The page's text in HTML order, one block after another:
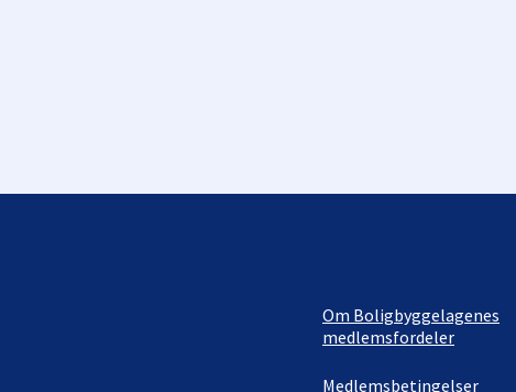
Om Boligbyggelagenes
medlemsfordeler
Medlemsbetingelser